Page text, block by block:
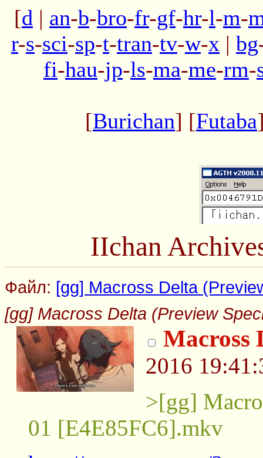
[d | an-b-bro-fr-gf-hr-l-m-
r-s-sci-sp-t-tran-tv-w-x | bg
fi-hau-jp-ls-ma-me-rm-
[Burichan] [Futaba
IIchan
Файл: [gg] Macross Delta
[gg] Macross Delta (Preview
Macross
2016
>[gg]
01 [E4E85FC6].mkv